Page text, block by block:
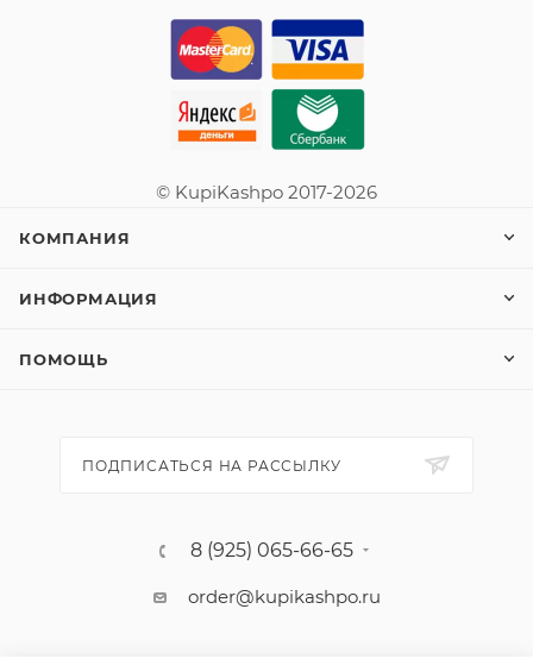
© KupiKashpo 2017-2026
КОМПАНИЯ
ИНФОРМАЦИЯ
ПОМОЩЬ
ПОДПИСАТЬСЯ НА РАССЫЛКУ
8 (925) 065-66-65
order@kupikashpo.ru